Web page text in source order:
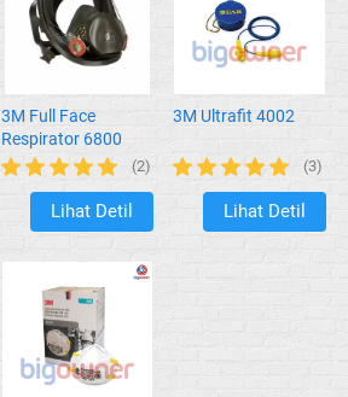
3M Full Face
Respirator 6800
(2)
`Lihat Detil
3M Ultrafit 4002
(3)
`Lihat Detil